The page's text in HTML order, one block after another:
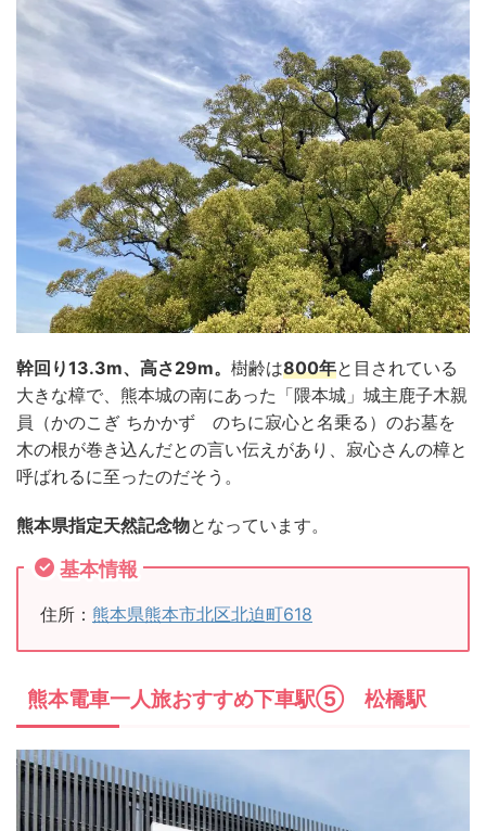
幹回り13.3m、高さ29m。 樹齢は800年と目されている
大きな樟で、熊本城の南にあった「隈本城」城主鹿子木親
員（かのこぎ ちかかず のちに寂心と名乗る）のお墓を
木の根が巻き込んだとの言い伝えがあり、寂心さんの樟と
呼ばれるに至ったのだそう。
熊本県指定天然記念物となっています。
基本情報
住所： 熊本県熊本市北区北迫町618
熊本電車一人旅おすすめ下車駅⑤ 松橋駅